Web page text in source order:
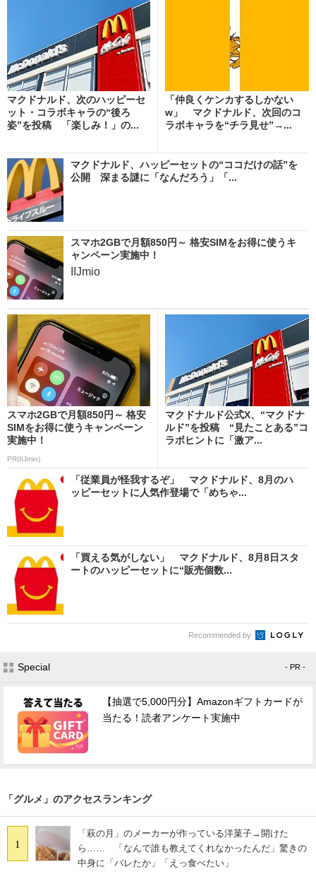
マクドナルド、次のハッピーセ
ット・コラボキャラの“後ろ
姿”を投稿 「楽しみ！」の...
「仲良くケンカするしかない
w」 マクドナルド、次回のコ
ラボキャラを“チラ見せ”→...
マクドナルド、ハッピーセットの“ココだけの話”を
公開 深まる謎に「なんだろう」「...
スマホ2GBで月額850円～ 格安SIMをお得に使うキ
ャンペーン実施中！
IIJmio
スマホ2GBで月額850円～ 格安
SIMをお得に使うキャンペーン
実施中！
PR(IIJmio)
マクドナルド公式X、“マクドナ
ルド”を投稿 “見たことある”コ
ラボヒントに「激ア...
「従業員が怪我するぞ」 マクドナルド、8月のハ
ッピーセットに人気作登場で「めちゃ...
「買える気がしない」 マクドナルド、8月8日スタ
ートのハッピーセットに“販売個数...
Recommended by
Special - PR -
【抽選で5,000円分】Amazonギフトカードが
当たる！読者アンケート実施中
「グルメ」のアクセスランキング
1
「萩の月」のメーカーが作っている洋菓子→開けた
ら…… 「なんで誰も教えてくれなかったんだ」驚きの
中身に「バレたか」「えっ食べたい」